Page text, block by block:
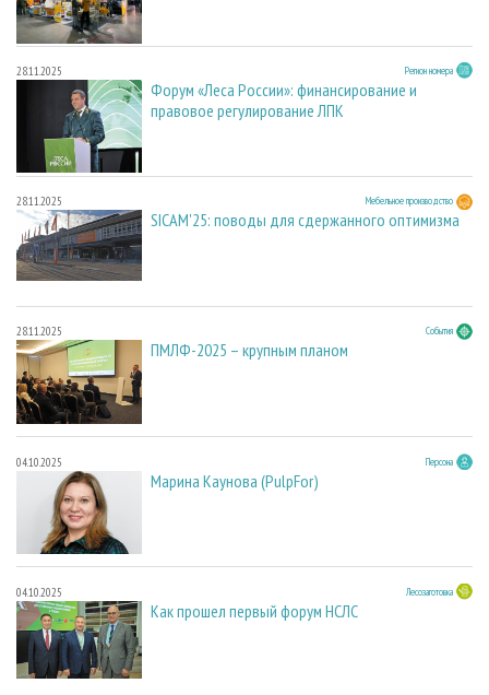
28.11.2025 Регион номера
Форум «Леса России»: финансирование и
правовое регулирование ЛПК
28.11.2025 Мебельное производство
SICAM'25: поводы для сдержанного оптимизма
28.11.2025 События
ПМЛФ-2025 – крупным планом
04.10.2025 Персона
Марина Каунова (PulpFor)
04.10.2025 Лесозаготовка
Как прошел первый форум НСЛС